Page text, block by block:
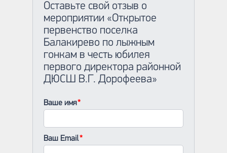
Оставьте свой отзыв о
мероприятии «Открытое
первенство поселка
Балакирево по лыжным
гонкам в честь юбилея
первого директора районной
ДЮСШ В.Г. Дорофеева»
Ваше имя
Ваш Email